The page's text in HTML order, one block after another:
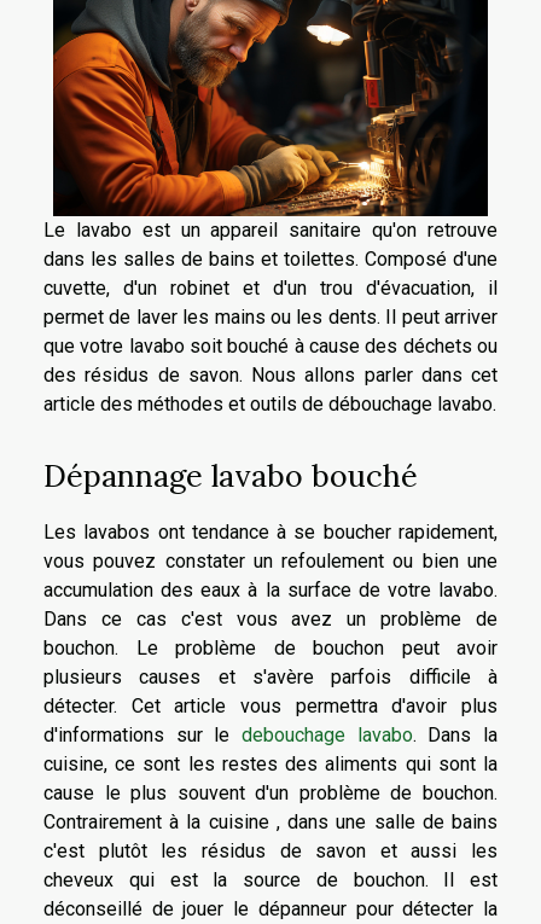
Le lavabo est un appareil sanitaire qu'on retrouve
dans les salles de bains et toilettes. Composé d'une
cuvette, d'un robinet et d'un trou d'évacuation, il
permet de laver les mains ou les dents. Il peut arriver
que votre lavabo soit bouché à cause des déchets ou
des résidus de savon. Nous allons parler dans cet
article des méthodes et outils de débouchage lavabo.
Dépannage lavabo bouché
Les lavabos ont tendance à se boucher rapidement,
vous pouvez constater un refoulement ou bien une
accumulation des eaux à la surface de votre lavabo.
Dans ce cas c'est vous avez un problème de
bouchon. Le problème de bouchon peut avoir
plusieurs causes et s'avère parfois difficile à
détecter. Cet article vous permettra d'avoir plus
d'informations sur le debouchage lavabo. Dans la
cuisine, ce sont les restes des aliments qui sont la
cause le plus souvent d'un problème de bouchon.
Contrairement à la cuisine , dans une salle de bains
c'est plutôt les résidus de savon et aussi les
cheveux qui est la source de bouchon. Il est
déconseillé de jouer le dépanneur pour détecter la